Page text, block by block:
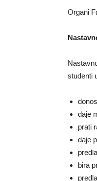
Organi
studenti
daje
prati
daje
bira